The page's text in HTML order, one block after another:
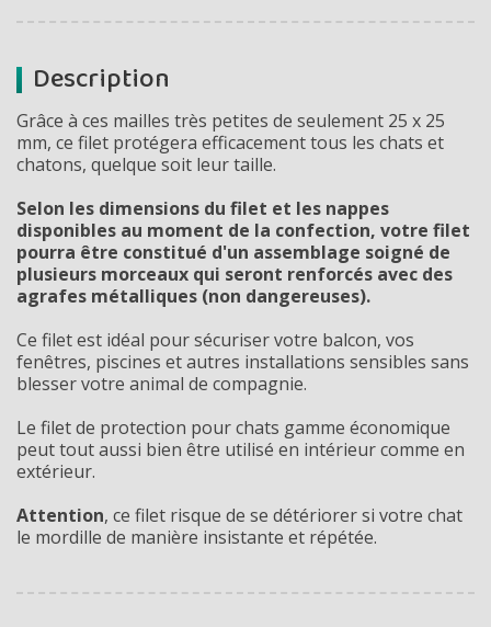
Description
Grâce à ces mailles très petites de seulement 25 x 25
mm, ce filet protégera efficacement tous les chats et
chatons, quelque soit leur taille.
Selon les dimensions du filet et les nappes
disponibles au moment de la confection, votre filet
pourra être constitué d'un assemblage soigné de
plusieurs morceaux qui seront renforcés avec des
agrafes métalliques (non dangereuses).
Ce filet est idéal pour sécuriser votre balcon, vos
fenêtres, piscines et autres installations sensibles sans
blesser votre animal de compagnie.
Le filet de protection pour chats gamme économique
peut tout aussi bien être utilisé en intérieur comme en
extérieur.
Attention, ce filet risque de se détériorer si votre chat
le mordille de manière insistante et répétée.